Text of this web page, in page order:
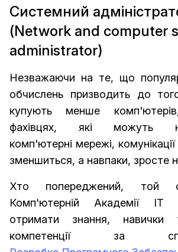
Системний
(Network and computer
administrator)
Незважаючи на те, що
обчислень призводить до
купують менше
фахівцях, які можуть
комп'ютерні мережі,
зменшиться, а навпаки, зросте
Хто попереджений, той
Комп'ютерній Академії
отримати знання, навички
компетенції за